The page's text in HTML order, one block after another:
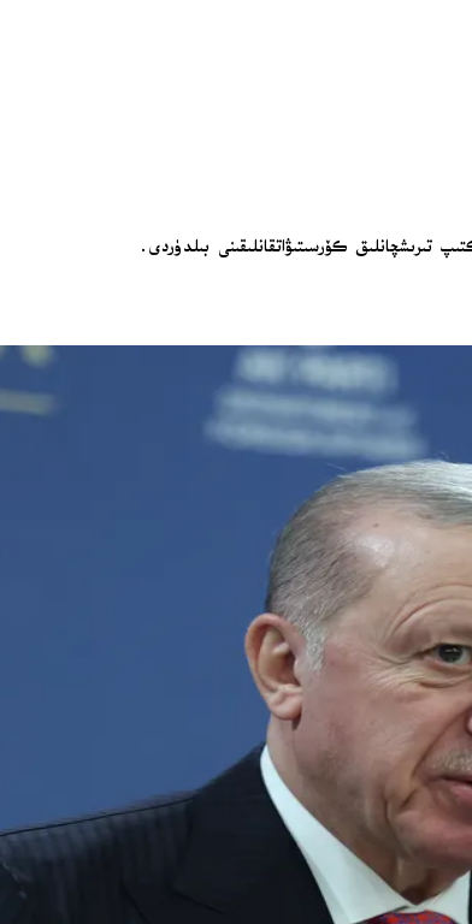
تىرىشچانلىق كۆرسىتىۋاتقانلىقىنى بىلدۈردى.